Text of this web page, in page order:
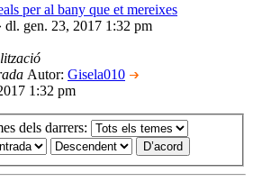
per al bany que et mereixes
dl. gen. 23, 2017 1:32 pm
Autor: Gisela010
1:32 pm
dels darrers: